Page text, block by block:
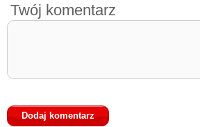
Twój komentarz